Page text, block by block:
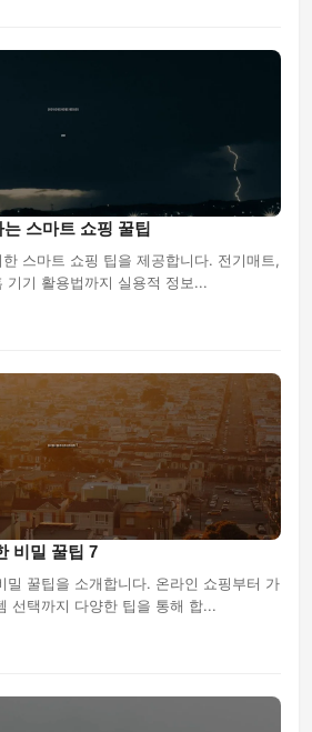
스마트 쇼핑 꿀팁
스마트 쇼핑 팁을 제공합니다. 전기매트,
기기 활용법까지 실용적 정보...
비밀 꿀팁 7
밀 꿀팁을 소개합니다. 온라인 쇼핑부터 가
선택까지 다양한 팁을 통해 합...